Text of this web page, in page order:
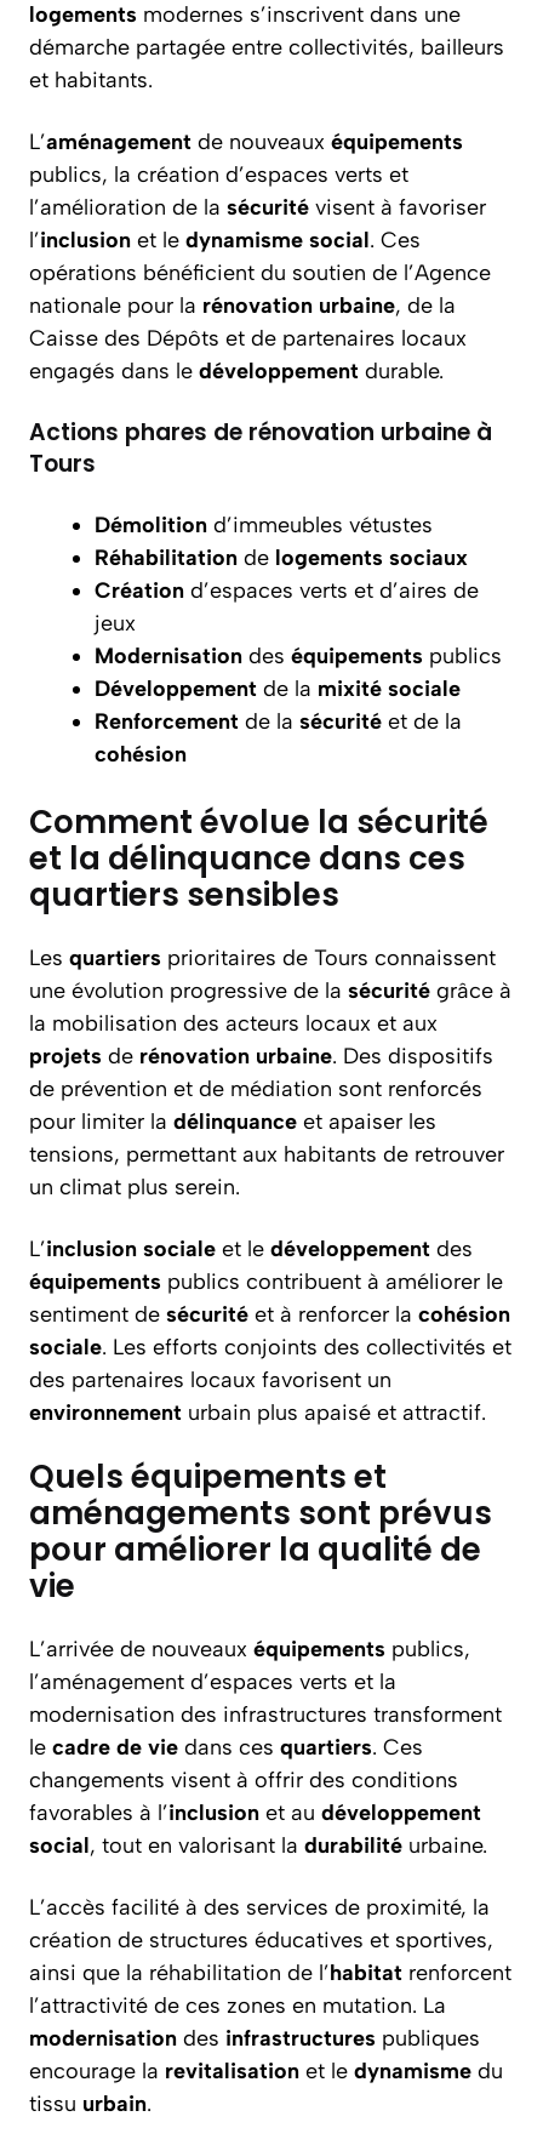
logements modernes s’inscrivent dans une
démarche partagée entre collectivités, bailleurs
et habitants.
L’aménagement de nouveaux équipements
publics, la création d’espaces verts et
l’amélioration de la sécurité visent à favoriser
l’inclusion et le dynamisme social. Ces
opérations bénéficient du soutien de l’Agence
nationale pour la rénovation urbaine, de la
Caisse des Dépôts et de partenaires locaux
engagés dans le développement durable.
Actions phares de rénovation urbaine à
Tours
Démolition d’immeubles vétustes
Réhabilitation de logements sociaux
Création d’espaces verts et d’aires de
jeux
Modernisation des équipements publics
Développement de la mixité sociale
Renforcement de la sécurité et de la
cohésion
Comment évolue la sécurité
et la délinquance dans ces
quartiers sensibles
Les quartiers prioritaires de Tours connaissent
une évolution progressive de la sécurité grâce à
la mobilisation des acteurs locaux et aux
projets de rénovation urbaine. Des dispositifs
de prévention et de médiation sont renforcés
pour limiter la délinquance et apaiser les
tensions, permettant aux habitants de retrouver
un climat plus serein.
L’inclusion sociale et le développement des
équipements publics contribuent à améliorer le
sentiment de sécurité et à renforcer la cohésion
sociale. Les efforts conjoints des collectivités et
des partenaires locaux favorisent un
environnement urbain plus apaisé et attractif.
Quels équipements et
aménagements sont prévus
pour améliorer la qualité de
vie
L’arrivée de nouveaux équipements publics,
l’aménagement d’espaces verts et la
modernisation des infrastructures transforment
le cadre de vie dans ces quartiers. Ces
changements visent à offrir des conditions
favorables à l’inclusion et au développement
social, tout en valorisant la durabilité urbaine.
L’accès facilité à des services de proximité, la
création de structures éducatives et sportives,
ainsi que la réhabilitation de l’habitat renforcent
l’attractivité de ces zones en mutation. La
modernisation des infrastructures publiques
encourage la revitalisation et le dynamisme du
tissu urbain.